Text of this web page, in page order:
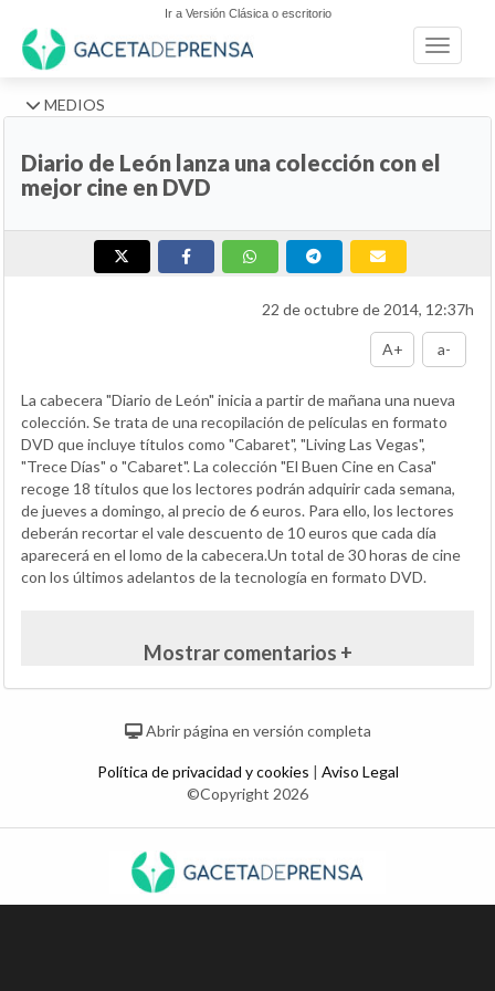
Ir a Versión Clásica o escritorio
Toggle
MEDIOS
Diario de León lanza una colección con el
mejor cine en DVD
22 de octubre de 2014, 12:37h
A+ a-
La cabecera "Diario de León" inicia a partir de mañana una nueva
colección. Se trata de una recopilación de películas en formato
DVD que incluye títulos como "Cabaret", "Living Las Vegas",
"Trece Días" o "Cabaret". La colección "El Buen Cine en Casa"
recoge 18 títulos que los lectores podrán adquirir cada semana,
de jueves a domingo, al precio de 6 euros. Para ello, los lectores
deberán recortar el vale descuento de 10 euros que cada día
aparecerá en el lomo de la cabecera.Un total de 30 horas de cine
con los últimos adelantos de la tecnología en formato DVD.
Mostrar comentarios +
Abrir página en versión completa
Política de privacidad y cookies | Aviso Legal
©Copyright 2026